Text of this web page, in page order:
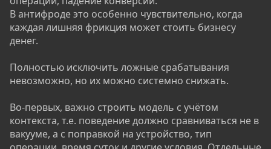
В антифроде это особенно чувствительно, когда
каждая лишняя фрикция может стоить бизнесу
денег.
Полностью исключить ложные срабатывания
невозможно, но их можно системно снижать.
Во-первых, важно строить модель с учётом
контекста, т.е. поведение должно сравниваться не в
вакууме, а с поправкой на устройство, тип